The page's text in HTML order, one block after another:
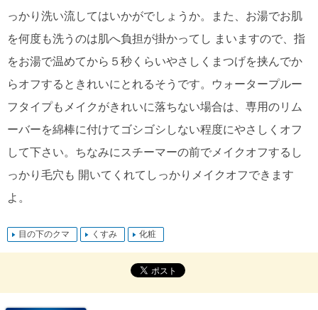
っかり洗い流してはいかがでしょうか。また、お湯でお肌
を何度も洗うのは肌へ負担が掛かってし まいますので、指
をお湯で温めてから５秒くらいやさしくまつげを挟んでか
らオフするときれいにとれるそうです。ウォータープルー
フタイプもメイクがきれいに落ちない場合は、専用のリム
ーバーを綿棒に付けてゴシゴシしない程度にやさしくオフ
して下さい。ちなみにスチーマーの前でメイクオフするし
っかり毛穴も 開いてくれてしっかりメイクオフできます
よ。
目の下のクマ くすみ 化粧